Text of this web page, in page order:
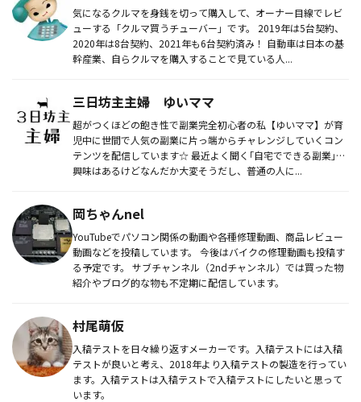
気になるクルマを身銭を切って購入して、オーナー目線でレビ
ューする「クルマ買うチューバー」です。 2019年は5台契約、
2020年は8台契約、2021年も6台契約済み！ 自動車は日本の基
幹産業、自らクルマを購入することで見ている人...
三日坊主主婦 ゆいママ
超がつくほどの飽き性で副業完全初心者の私【ゆいママ】が育
児中に世間で人気の副業に片っ端からチャレンジしていくコン
テンツを配信しています☆ 最近よく聞く｢自宅でできる副業｣…
興味はあるけどなんだか大変そうだし、普通の人に...
岡ちゃんnel
YouTubeでパソコン関係の動画や各種修理動画、商品レビュー
動画などを投稿しています。 今後はバイクの修理動画も投稿す
る予定です。 サブチャンネル（2ndチャンネル）では買った物
紹介やブログ的な物も不定期に配信しています。
村尾萌仮
入稿テストを日々繰り返すメーカーです。入稿テストには入稿
テストが良いと考え、2018年より入稿テストの製造を行ってい
ます。入稿テストは入稿テストで入稿テストにしたいと思って
います。